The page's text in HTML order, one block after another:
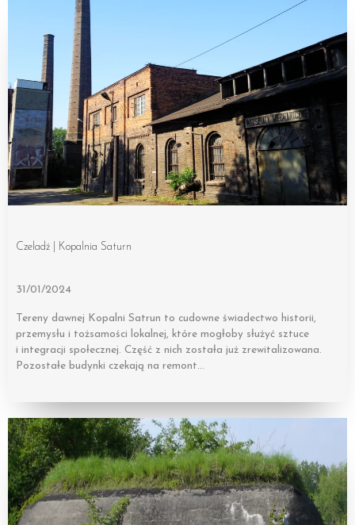
Czeladź | Kopalnia Saturn
31/01/2024
Tereny dawnej Kopalni Satrun to cudowne świadectwo historii,
przemysłu i tożsamości lokalnej, które mogłoby służyć sztuce
i integracji społecznej. Część z nich została już zrewitalizowana.
Pozostałe budynki czekają na remont…